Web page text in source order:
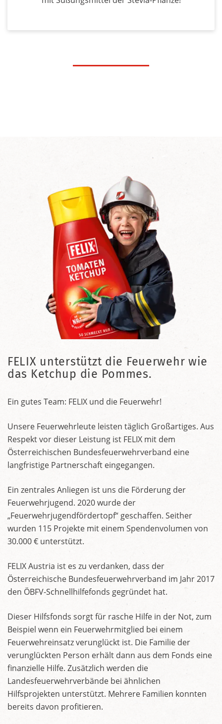
FELIX unterstützt die Feuerwehr wie
das Ketchup die Pommes.
Ein gutes Team: FELIX und die Feuerwehr!
Unsere Feuerwehrleute leisten täglich Großartiges. Aus
Respekt vor dieser Leistung ist FELIX mit dem
Österreichischen Bundesfeuerwehrverband eine
langfristige Partnerschaft eingegangen.
Ein zentrales Anliegen ist uns die Förderung der
Feuerwehrjugend. 2020 wurde der
„Feuerwehrjugendfördertopf“ geschaffen. Seither
wurden 115 Projekte mit einem Spendenvolumen von
30.000 € unterstützt.
FELIX Austria ist es zu verdanken, dass der
Österreichische Bundesfeuerwehrverband im Jahr 2017
den ÖBFV-Schnellhilfefonds gegründet hat.
Dieser Hilfsfonds sorgt für rasche Hilfe in der Not, zum
Beispiel wenn ein Feuerwehrmitglied bei einem
Feuerwehreinsatz verunglückt ist. Die Familie der
verunglückten Person erhält dann aus dem Fonds eine
finanzielle Hilfe. Zusätzlich werden die
Landesfeuerwehrverbände bei ähnlichen
Hilfsprojekten unterstützt. Mehrere Familien konnten
bereits davon profitieren.